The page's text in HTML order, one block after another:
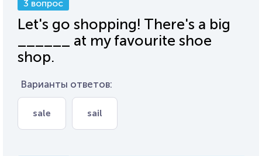
3 вопрос
Let's go shopping! There's a big
______ at my favourite shoe
shop.
Варианты ответов:
sale sail